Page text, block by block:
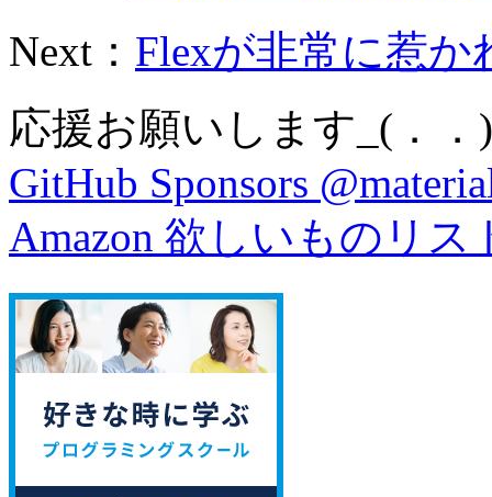
Next： Flexが非常に惹か
応援お願いします_(．．
GitHub Sponsors
Amazon 欲しいものリス